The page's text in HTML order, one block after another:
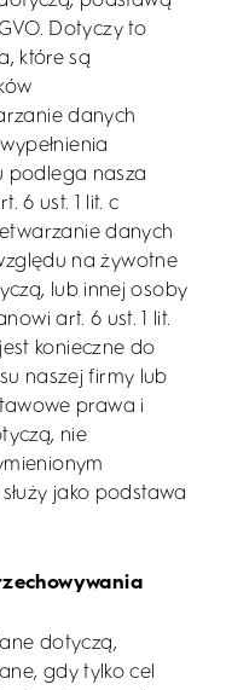
Dotyczy to
które są
danych
podlega nasza
6 ust. 1 lit. c
danych
na żywotne
lub innej osoby
art. 6 ust. 1 lit.
konieczne do
naszej firmy lub
prawa i
nie
jako podstawa
dotyczą,
gdy tylko cel